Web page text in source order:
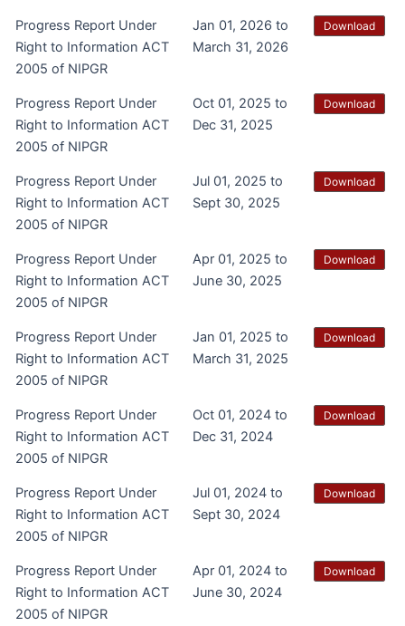
Progress Report Under
Right to Information ACT
2005 of NIPGR
Jan 01, 2026 to
March 31, 2026
Download
Progress Report Under
Right to Information ACT
2005 of NIPGR
Oct 01, 2025 to
Dec 31, 2025
Download
Progress Report Under
Right to Information ACT
2005 of NIPGR
Jul 01, 2025 to
Sept 30, 2025
Download
Progress Report Under
Right to Information ACT
2005 of NIPGR
Apr 01, 2025 to
June 30, 2025
Download
Progress Report Under
Right to Information ACT
2005 of NIPGR
Jan 01, 2025 to
March 31, 2025
Download
Progress Report Under
Right to Information ACT
2005 of NIPGR
Oct 01, 2024 to
Dec 31, 2024
Download
Progress Report Under
Right to Information ACT
2005 of NIPGR
Jul 01, 2024 to
Sept 30, 2024
Download
Progress Report Under
Right to Information ACT
2005 of NIPGR
Apr 01, 2024 to
June 30, 2024
Download